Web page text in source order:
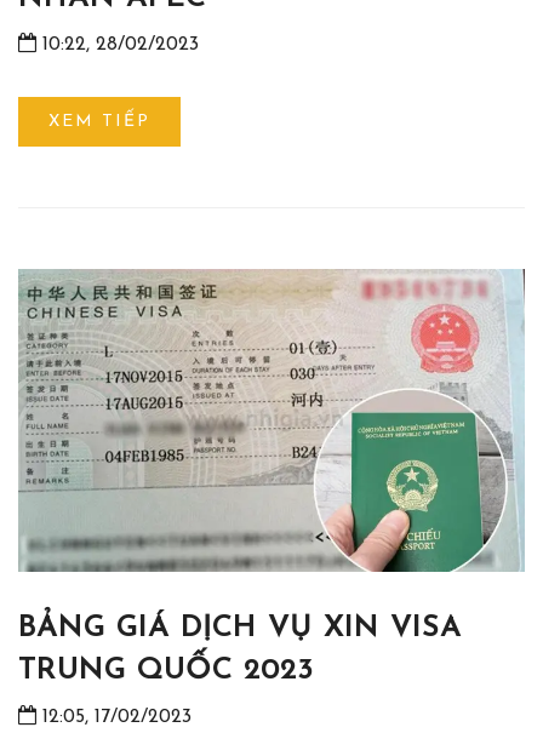
10:22, 28/02/2023
XEM TIẾP
BẢNG GIÁ DỊCH VỤ XIN VISA
TRUNG QUỐC 2023
12:05, 17/02/2023